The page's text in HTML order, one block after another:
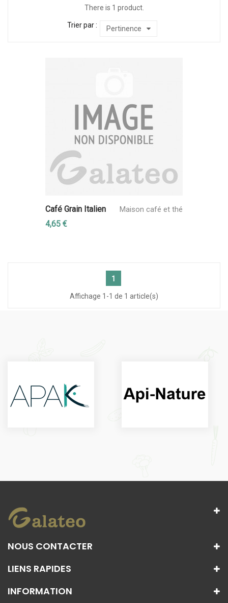
There is 1 product.
Trier par : Pertinence
Café Grain Italien Maison café et thé
4,65 €
1
Affichage 1-1 de 1 article(s)
NOUS CONTACTER
LIENS RAPIDES
INFORMATION